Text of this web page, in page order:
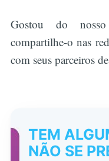
Gostou do
compartilhe-o nas
com seus parceiros
TEM
NÃO SE